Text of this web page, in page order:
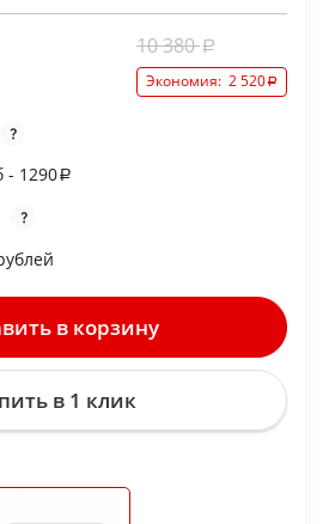
10 380
Экономия: 2 520
- 1290
в корзину
в 1 клик